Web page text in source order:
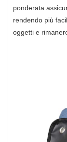
ponderata
rendendo più
oggetti e